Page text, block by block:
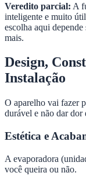
Veredito parcial: A
inteligente e muito
escolha aqui
mais.
Design,
Instalação
O aparelho vai fazer
durável e não dar dor
Estética e
A evaporadora
você queira ou não.